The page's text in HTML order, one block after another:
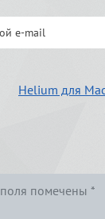
Helium для
помечены *